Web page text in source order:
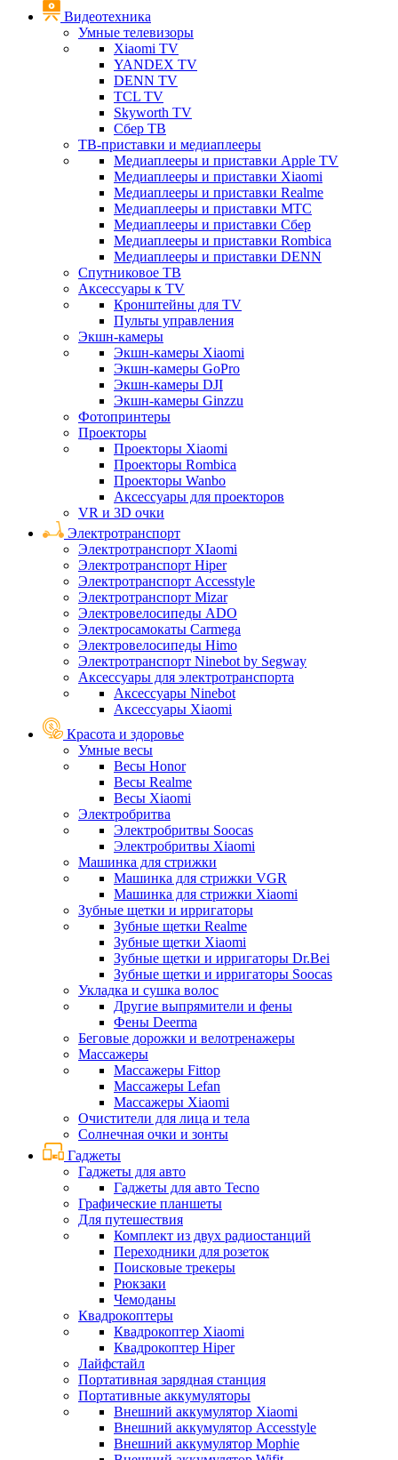
Видеотехника
Умные телевизоры
Xiaomi TV
YANDEX TV
DENN TV
TCL TV
Skyworth TV
Сбер ТВ
ТВ-приставки и медиаплееры
Медиаплееры и приставки Apple TV
Медиаплееры и приставки Xiaomi
Медиаплееры и приставки Realme
Медиаплееры и приставки МТС
Медиаплееры и приставки Сбер
Медиаплееры и приставки Rombica
Медиаплееры и приставки DENN
Спутниковое ТВ
Аксессуары к TV
Кронштейны для TV
Пульты управления
Экшн-камеры
Экшн-камеры Xiaomi
Экшн-камеры GoPro
Экшн-камеры DJI
Экшн-камеры Ginzzu
Фотопринтеры
Проекторы
Проекторы Xiaomi
Проекторы Rombica
Проекторы Wanbo
Аксессуары для проекторов
VR и 3D очки
Электротранспорт
Электротранспорт XIaomi
Электротранспорт Hiper
Электротранспорт Accesstyle
Электротранспорт Mizar
Электровелосипеды ADO
Электросамокаты Carmega
Электровелосипеды Himo
Электротранспорт Ninebot by Segway
Аксессуары для электротранспорта
Аксессуары Ninebot
Аксессуары Xiaomi
Красота и здоровье
Умные весы
Весы Honor
Весы Realme
Весы Xiaomi
Электробритва
Электробритвы Soocas
Электробритвы Xiaomi
Машинка для стрижки
Машинка для стрижки VGR
Машинка для стрижки Xiaomi
Зубные щетки и ирригаторы
Зубные щетки Realme
Зубные щетки Xiaomi
Зубные щетки и ирригаторы Dr.Bei
Зубные щетки и ирригаторы Soocas
Укладка и сушка волос
Другие выпрямители и фены
Фены Deerma
Беговые дорожки и велотренажеры
Массажеры
Массажеры Fittop
Массажеры Lefan
Массажеры Xiaomi
Очистители для лица и тела
Солнечная очки и зонты
Гаджеты
Гаджеты для авто
Гаджеты для авто Tecno
Графические планшеты
Для путешествия
Комплект из двух радиостанций
Переходники для розеток
Поисковые трекеры
Рюкзаки
Чемоданы
Квадрокоптеры
Квадрокоптер Xiaomi
Квадрокоптер Hiper
Лайфстайл
Портативная зарядная станция
Портативные аккумуляторы
Внешний аккумулятор Xiaomi
Внешний аккумулятор Accesstyle
Внешний аккумулятор Mophie